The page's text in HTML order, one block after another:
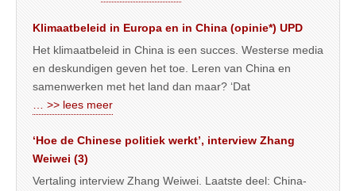
Klimaatbeleid in Europa en in China (opinie*) UPD
Het klimaatbeleid in China is een succes. Westerse media
en deskundigen geven het toe. Leren van China en
samenwerken met het land dan maar? ‘Dat
… >> lees meer
‘Hoe de Chinese politiek werkt’, interview Zhang
Weiwei (3)
Vertaling interview Zhang Weiwei. Laatste deel: China-